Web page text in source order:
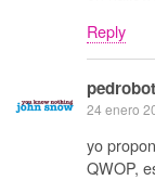
Reply
24 enero
yo
QWOP,